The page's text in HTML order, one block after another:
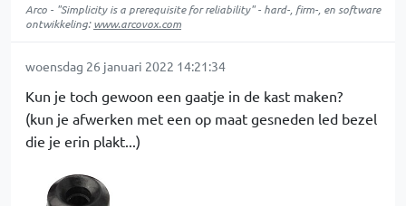
Arco - "Simplicity is a prerequisite for reliability" - hard-, firm-, en software
ontwikkeling:www.arcovox.com
woensdag 26 januari 2022 14:21:34
Kun je toch gewoon een gaatje in de kast maken?
(kun je afwerken met een op maat gesneden led bezel
die je erin plakt...)